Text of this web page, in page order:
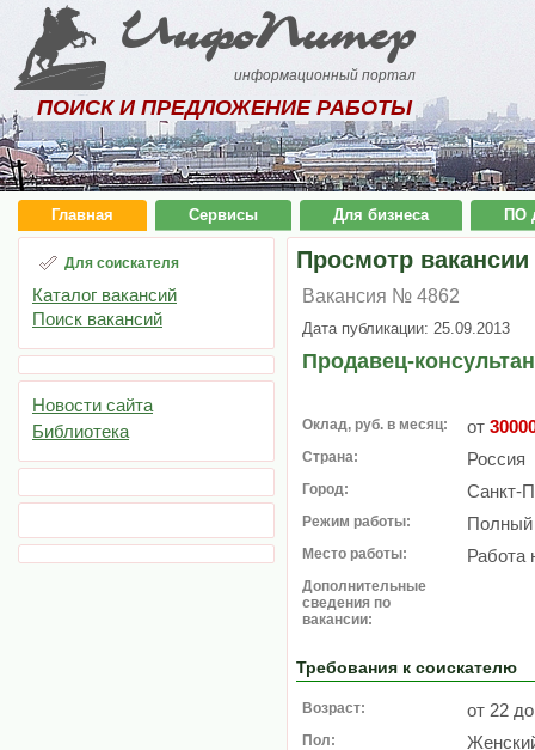
ИнфоПитер
информационный портал
ПОИСК И ПРЕДЛОЖЕНИЕ РАБОТЫ
Главная Сервисы Для бизнеса ПО
Для соискателя
Каталог вакансий
Поиск вакансий
Новости сайта
Библиотека
Просмотр вакансии
Вакансия № 4862
Дата публикации: 25.09.2013
Продавец-
Оклад, руб. в месяц: от
Страна: Россия
Город: Санкт-
Режим работы: Полный
Место работы: Работа
Дополнительные
сведения по
вакансии:
Требования к соискателю
Возраст: от 22
Пол: